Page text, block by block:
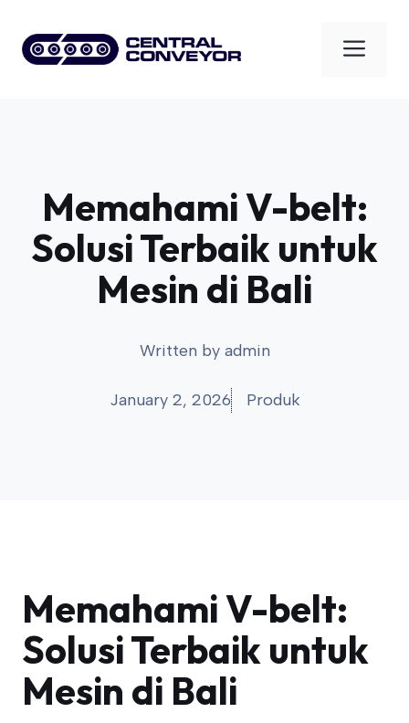
content
Memahami V-belt:
Solusi Terbaik untuk
Mesin di Bali
Written by admin
January 2, 2026 Produk
Memahami V-belt:
Solusi Terbaik untuk
Mesin di Bali